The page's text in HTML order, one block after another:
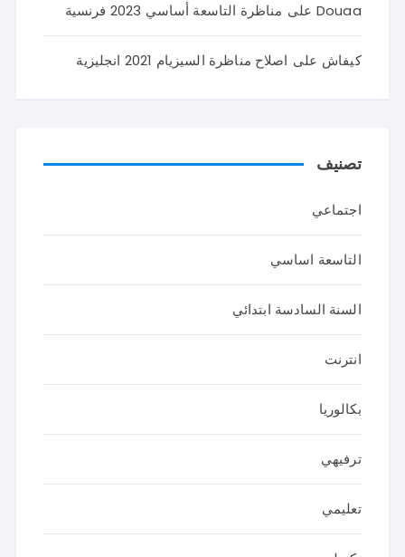
Douaa على مناظرة التاسعة أساسي 2023 فرنسية
كيفاش على اصلاح مناظرة السيزيام 2021 انجليزية
تصنيف
اجتماعي
التاسعة اساسي
السنة السادسة ابتدائي
انترنت
بكالوريا
ترفيهي
تعليمي